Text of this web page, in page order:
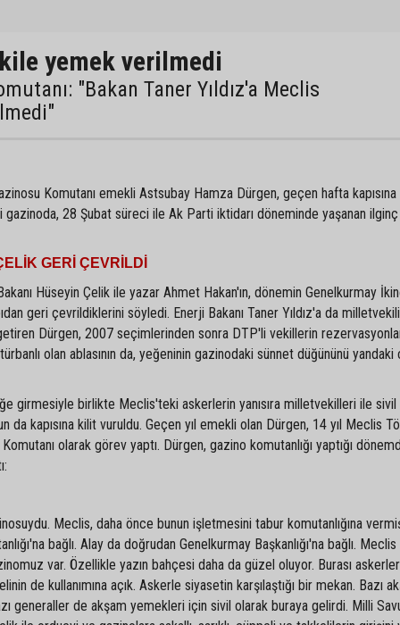
yemek verilmedi
"Bakan Taner Yıldız'a Meclis
Komutanı emekli Astsubay Hamza Dürgen, geçen hafta
28 Şubat süreci ile Ak Parti iktidarı döneminde yaşanan ilginç
GERİ ÇEVRİLDİ
Hüseyin Çelik ile yazar Ahmet Hakan'ın, dönemin Genelkurmay
geri çevrildiklerini söyledi. Enerji Bakanı Taner Yıldız'a da
getiren Dürgen, 2007 seçimlerinden sonra DTP'li vekillerin
olan ablasının da, yeğeninin gazinodaki sünnet düğününü yandaki
girmesiyle birlikte Meclis'teki askerlerin yanısıra milletvekilleri ile sivil
da kapısına kilit vuruldu. Geçen yıl emekli olan Dürgen, 14 yıl Meclis
olarak görev yaptı. Dürgen, gazino komutanlığı yaptığı
Meclis, daha önce bunun işletmesini tabur komutanlığına
bağlı. Alay da doğrudan Genelkurmay Başkanlığı'na bağlı.
var. Özellikle yazın bahçesi daha da güzel oluyor. Burası
de kullanımına açık. Askerle siyasetin karşılaştığı bir mekan. Bazı
generaller de akşam yemekleri için sivil olarak buraya gelirdi. Milli